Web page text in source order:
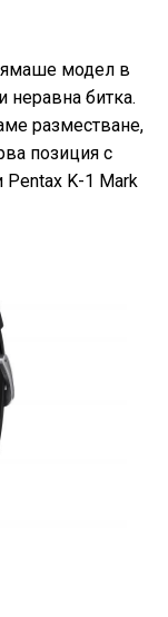
модел в
неравна битка.
разместване,
позиция с
Pentax K-1 Mark